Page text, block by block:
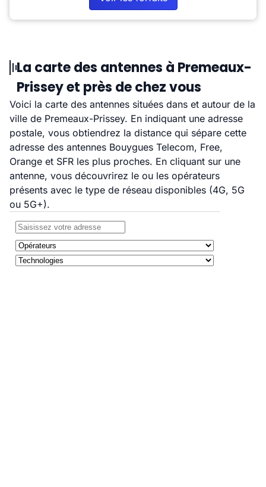
La carte des antennes à Premeaux-
Prissey et près de chez vous
Voici la carte des antennes situées dans et autour de la
ville de Premeaux-Prissey. En indiquant une adresse
postale, vous obtiendrez la distance qui sépare cette
adresse des antennes Bouygues Telecom, Free,
Orange et SFR les plus proches. En cliquant sur une
antenne, vous découvrirez le ou les opérateurs
présents avec le type de réseau disponibles (4G, 5G
ou 5G+).